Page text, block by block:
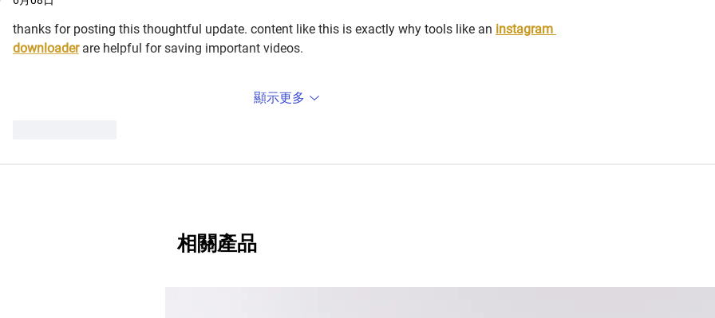
thanks for posting this thoughtful update. content like this is exactly why tools like an instagram
downloader are helpful for saving important videos.
顯示更多
相關產品